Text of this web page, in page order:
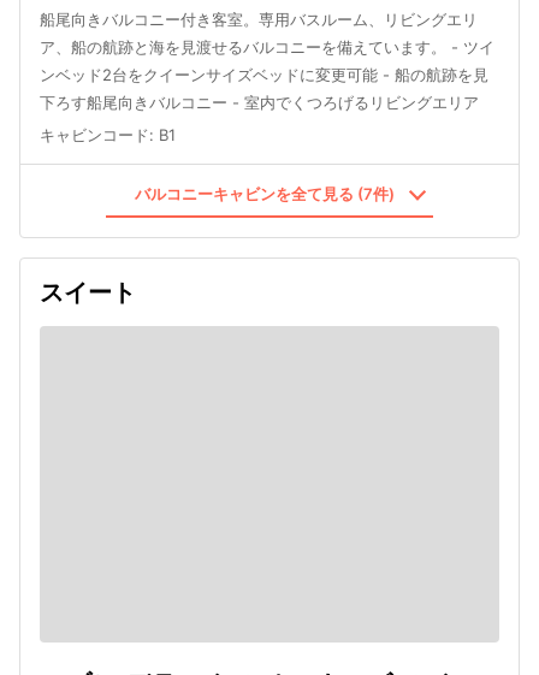
船尾向きバルコニー付き客室。専用バスルーム、リビングエリ
ア、船の航跡と海を見渡せるバルコニーを備えています。 - ツイ
ンベッド2台をクイーンサイズベッドに変更可能 - 船の航跡を見
下ろす船尾向きバルコニー - 室内でくつろげるリビングエリア
キャビンコード: B1
バルコニーキャビンを全て見る (7件)
スイート